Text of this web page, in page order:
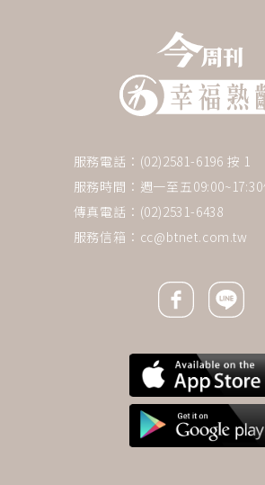
服務電話：(02)2581-6196 按 1
服務時間：週一至五
傳真電話：(02)2531-6438
服務信箱： cc@btnet.com.tw
Facebook icon
Line icon